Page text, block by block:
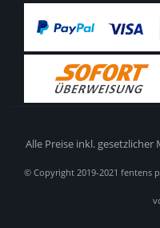
Alle Preise inkl.
© Copyright 2019-2021 fentens